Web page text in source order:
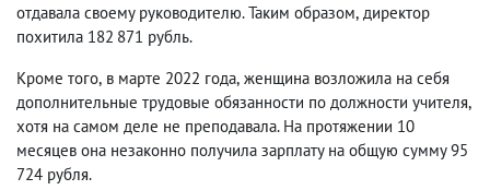
отдавала своему руководителю. Таким образом, директор
похитила 182 871 рубль.
Кроме того, в марте 2022 года, женщина возложила на себя
дополнительные трудовые обязанности по должности учителя,
хотя на самом деле не преподавала. На протяжении 10
месяцев она незаконно получила зарплату на общую сумму 95
724 рубля.